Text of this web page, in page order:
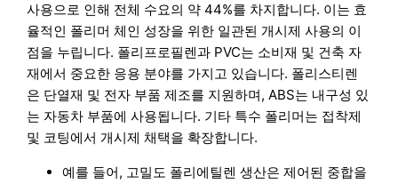
사용으로 인해 전체 수요의 약 44%를 차지합니다. 이는 효
율적인 폴리머 체인 성장을 위한 일관된 개시제 사용의 이
점을 누립니다. 폴리프로필렌과 PVC는 소비재 및 건축 자
재에서 중요한 응용 분야를 가지고 있습니다. 폴리스티렌
은 단열재 및 전자 부품 제조를 지원하며, ABS는 내구성 있
는 자동차 부품에 사용됩니다. 기타 특수 폴리머는 접착제
및 코팅에서 개시제 채택을 확장합니다.
예를 들어, 고밀도 폴리에틸렌 생산은 제어된 중합을